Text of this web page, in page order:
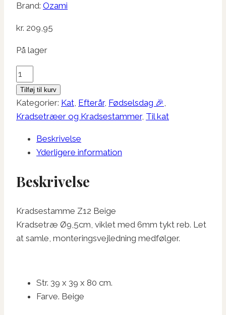
Brand: Ozami
kr. 209,95
På lager
Kradsestamme
Z12
Beige
antal
Tilføj til kurv
Kategorier: Kat, Efterår, Fødselsdag 🎉,
Kradsetræer og Kradsestammer, Til kat
Beskrivelse
Yderligere information
Beskrivelse
Kradsestamme Z12 Beige
Kradsetræ Ø9,5cm, viklet med 6mm tykt reb. Let
at samle, monteringsvejledning medfølger.
Str. 39 x 39 x 80 cm.
Farve. Beige